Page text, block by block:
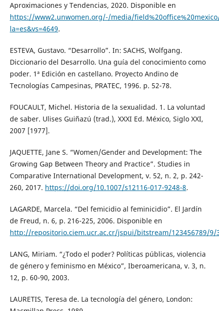
Aproximaciones y Tendencias, 2020. Disponible en
https://www2.unwomen.org/-/media/
la=es&vs=4649.
ESTEVA, Gustavo. “Desarrollo”. In: SACHS, Wolfgang.
Diccionario del Desarrollo. Una guía del conocimiento como
poder. 1ª Edición en castellano. Proyecto Andino de
Tecnologías Campesinas, PRATEC, 1996. p. 52-78.
FOUCAULT, Michel. Historia de la sexualidad. 1. La voluntad
de saber. Ulises Guiñazú (trad.), XXXI Ed. México, Siglo XXI,
2007 [1977].
JAQUETTE, Jane S. “Women/Gender and Development: The
Growing Gap Between Theory and Practice”. Studies in
Comparative International Development, v. 52, n. 2, p. 242-
260, 2017. https://doi.org/10.1007/s12116-017-9248-8.
LAGARDE, Marcela. “Del femicidio al feminicidio”. El Jardín
de Freud, n. 6, p. 216-225, 2006. Disponible en
http://repositorio.ciem.ucr.ac.cr/jspui/bitstream/123456789/9/
LANG, Miriam. “¿Todo el poder? Políticas públicas, violencia
de género y feminismo en México”, Iberoamericana, v. 3, n.
12, p. 60-90, 2003.
LAURETIS, Teresa de. La tecnología del género, London: